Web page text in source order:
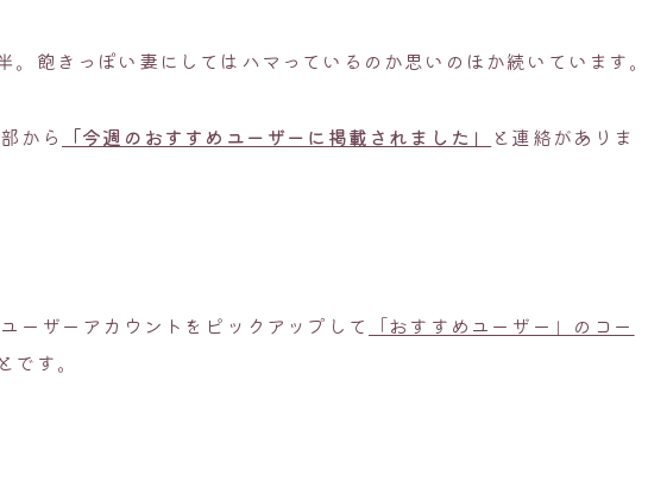
。飽きっぽい妻にしてはハマっているのか思いのほか続いています。
から 「今週のおすすめユーザーに掲載されました」
と連絡がありま
ーザーアカウントをピックアップして
「おすすめユーザー」のコー
です。